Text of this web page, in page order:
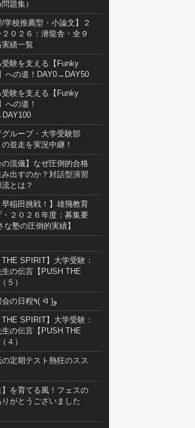
題集）
/学校推薦型・小論文】２
２０２６：潜龍舎・全９
実績一覧
受験を支える【Funky
への道！DAY0→DAY50
受験を支える【Funky
への道！
ループ・大学受験部
並走を実況中継！
の流儀】なぜ圧倒的合格
出すのか？対話型演習
とは？
早稲田挑戦！】雄飛教育
・２０２６年度：募集要
な塾の圧倒的実績】
THE SPIRIT】大学受験：
生の伝言【PUSH THE
５）
夏期講習会の日程٩( ᐛ )و
THE SPIRIT】大学受験：
生の伝言【PUSH THE
４）
定期テスト熱狂のスス
】を育てる風！フェスの
りがとうございました